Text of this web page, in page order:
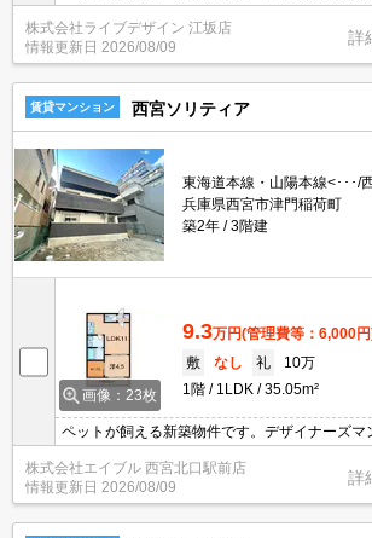
内見実施中！
株式会社ライブデザイン 江坂店
情報更新日 2026/08/09
詳
賃貸マンション 西宮ソリティア
東海道本線・山陽本線<･･･/
兵庫県西宮市津門稲荷町
築2年
3階建
画像：23枚
9.3万円(管理費等：6,000
敷
なし 礼
10万
1階
1LDK 35.05m²
ペットが飼える新築物件です。デザイナーズマ
方に。インターネット無料。交通便利な2WAY
ウキ。宅配ボックスあり。防犯カメラ付きマン
合わせください!。
株式会社エイブル 西宮北口駅前店
情報更新日 2026/08/09
詳